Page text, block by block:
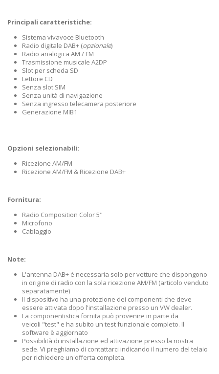
Principali caratteristiche:
Sistema vivavoce Bluetooth
Radio digitale DAB+ (opzionale)
Radio analogica AM / FM
Trasmissione musicale A2DP
Slot per scheda SD
Lettore CD
Senza slot SIM
Senza unità di navigazione
Senza ingresso telecamera posteriore
Generazione MIB1
Opzioni selezionabili:
Ricezione AM/FM
Ricezione AM/FM & Ricezione DAB+
Fornitura:
Radio Composition Color 5"
Microfono
Cablaggio
Note:
L'antenna DAB+ è necessaria solo per vetture che dispongono
in origine di radio con la sola ricezione AM/FM (articolo venduto
separatamente)
Il dispositivo ha una protezione dei componenti che deve
essere attivata dopo l'installazione presso un VW dealer.
La componentistica fornita può provenire in parte da
veicoli "test" e ha subito un test funzionale completo. Il
software è aggiornato
Possibilità di installazione ed attivazione presso la nostra
sede. Vi preghiamo di contattarci indicando il numero del telaio
per richiedere un'offerta completa.